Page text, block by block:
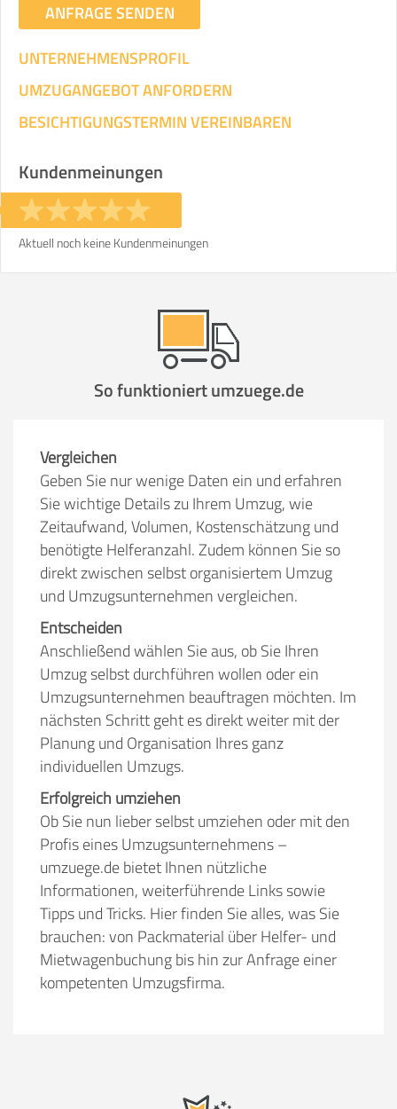
ANFRAGE SENDEN
UNTERNEHMENSPROFIL
UMZUGANGEBOT ANFORDERN
BESICHTIGUNGSTERMIN VEREINBAREN
Kundenmeinungen
Aktuell noch keine Kundenmeinungen
So funktioniert umzuege.de
Vergleichen
Geben Sie nur wenige Daten ein und erfahren
Sie wichtige Details zu Ihrem Umzug, wie
Zeitaufwand, Volumen, Kostenschätzung und
benötigte Helferanzahl. Zudem können Sie so
direkt zwischen selbst organisiertem Umzug
und Umzugsunternehmen vergleichen.
Entscheiden
Anschließend wählen Sie aus, ob Sie Ihren
Umzug selbst durchführen wollen oder ein
Umzugsunternehmen beauftragen möchten. Im
nächsten Schritt geht es direkt weiter mit der
Planung und Organisation Ihres ganz
individuellen Umzugs.
Erfolgreich umziehen
Ob Sie nun lieber selbst umziehen oder mit den
Profis eines Umzugsunternehmens –
umzuege.de bietet Ihnen nützliche
Informationen, weiterführende Links sowie
Tipps und Tricks. Hier finden Sie alles, was Sie
brauchen: von Packmaterial über Helfer- und
Mietwagenbuchung bis hin zur Anfrage einer
kompetenten Umzugsfirma.